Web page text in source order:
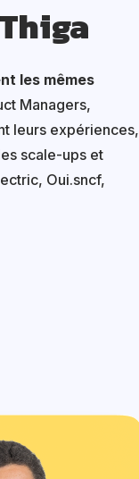
les mêmes
Managers,
leurs expériences,
scale-ups et
Oui.sncf,